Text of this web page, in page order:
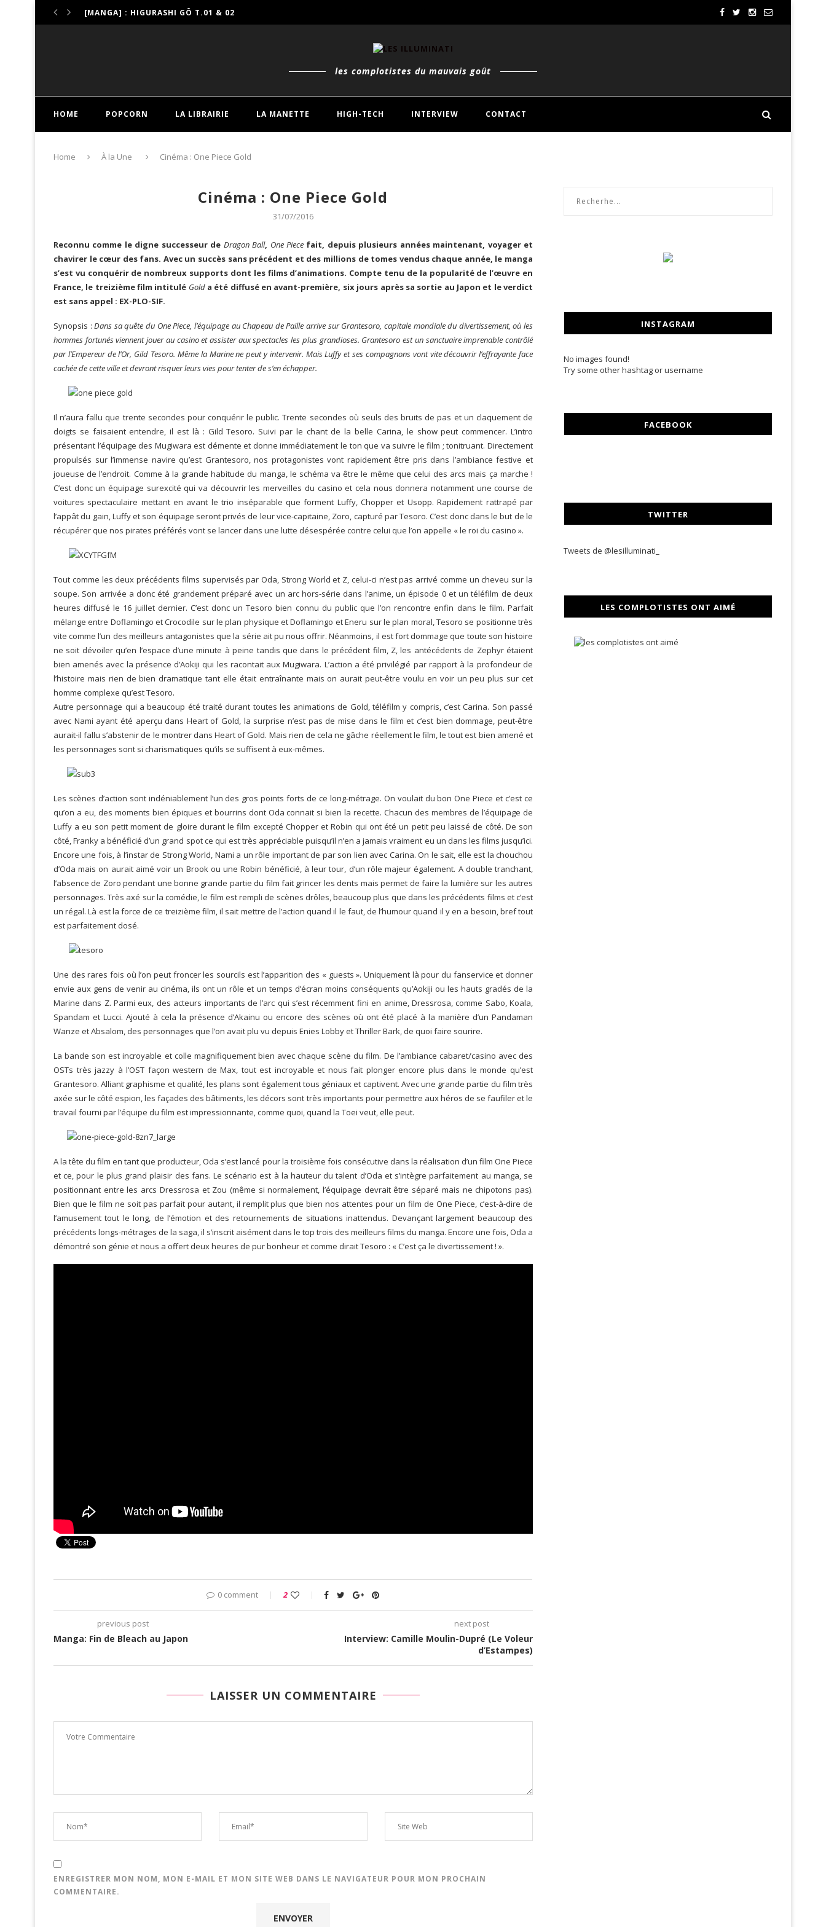
[MANGA] : HIGURASHI GÔ T.01 & 02
[MANGA] : KINDERGARTEN WARS T.01 & 02
[MANGA] : WELCOME BACK ALICE T.01 & 02
les complotistes du mauvais goût
HOME POPCORN LA LIBRAIRIE LA MANETTE HIGH-TECH INTERVIEW CONTACT
Home À la Une Cinéma : One Piece Gold
Cinéma : One Piece Gold
31/07/2016
Reconnu comme le digne successeur de Dragon Ball, One Piecefait, depuis plusieurs années maintenant, voyager et
chavirer le cœur des fans. Avec un succès sans précédent et des millions de tomes vendus chaque année, le manga
s’est vu conquérir de nombreux supports dont les films d’animations. Compte tenu de la popularité de l’œuvre en
France, le treizième film intitulé Golda été diffusé en avant-première, six jours après sa sortie au Japon et le verdict
est sans appel : EX-PLO-SIF.
Synopsis :Dans sa quête du One Piece, l’équipage au Chapeau de Paille arrive sur Grantesoro, capitale mondiale du divertissement, où les
hommes fortunés viennent jouer au casino et assister aux spectacles les plus grandioses. Grantesoro est un sanctuaire imprenable contrôlé
par l’Empereur de l’Or, Gild Tesoro. Même la Marine ne peut y intervenir. Mais Luffy et ses compagnons vont vite découvrir l’effrayante face
cachée de cette ville et devront risquer leurs vies pour tenter de s’en échapper.
Il n’aura fallu que trente secondes pour conquérir le public. Trente secondes où seuls des bruits de pas et un claquement de
doigts se faisaient entendre, il est là : Gild Tesoro. Suivi par le chant de la belle Carina, le show peut commencer. L’intro
présentant l’équipage des Mugiwara est démente et donne immédiatement le ton que va suivre le film ; tonitruant. Directement
propulsés sur l’immense navire qu’est Grantesoro, nos protagonistes vont rapidement être pris dans l’ambiance festive et
joueuse de l’endroit. Comme à la grande habitude du manga, le schéma va être le même que celui des arcs mais ça marche !
C’est donc un équipage surexcité qui va découvrir les merveilles du casino et cela nous donnera notamment une course de
voitures spectaculaire mettant en avant le trio inséparable que forment Luffy, Chopper et Usopp. Rapidement rattrapé par
l’appât du gain, Luffy et son équipage seront privés de leur vice-capitaine, Zoro, capturé par Tesoro. C’est donc dans le but de le
récupérer que nos pirates préférés vont se lancer dans une lutte désespérée contre celui que l’on appelle « le roi du casino ».
Tout comme les deux précédents films supervisés par Oda, Strong World et Z, celui-ci n’est pas arrivé comme un cheveu sur la
soupe. Son arrivée a donc été grandement préparé avec un arc hors-série dans l’anime, un épisode 0 et un téléfilm de deux
heures diffusé le 16 juillet dernier. C’est donc un Tesoro bien connu du public que l’on rencontre enfin dans le film. Parfait
mélange entre Doflamingo et Crocodile sur le plan physique et Doflamingo et Eneru sur le plan moral, Tesoro se positionne très
vite comme l’un des meilleurs antagonistes que la série ait pu nous offrir. Néanmoins, il est fort dommage que toute son histoire
ne soit dévoiler qu’en l’espace d’une minute à peine tandis que dans le précédent film, Z, les antécédents de Zephyr étaient
bien amenés avec la présence d’Aokiji qui les racontait aux Mugiwara. L’action a été privilégié par rapport à la profondeur de
l’histoire mais rien de bien dramatique tant elle était entraînante mais on aurait peut-être voulu en voir un peu plus sur cet
homme complexe qu’est Tesoro.
Autre personnage qui a beaucoup été traité durant toutes les animations de Gold, téléfilm y compris, c’est Carina. Son passé
avec Nami ayant été aperçu dans Heart of Gold, la surprise n’est pas de mise dans le film et c’est bien dommage, peut-être
aurait-il fallu s’abstenir de le montrer dans Heart of Gold. Mais rien de cela ne gâche réellement le film, le tout est bien amené et
les personnages sont si charismatiques qu’ils se suffisent à eux-mêmes.
Les scènes d’action sont indéniablement l’un des gros points forts de ce long-métrage. On voulait du bon One Piece et c’est ce
qu’on a eu, des moments bien épiques et bourrins dont Oda connait si bien la recette. Chacun des membres de l’équipage de
Luffy a eu son petit moment de gloire durant le film excepté Chopper et Robin qui ont été un petit peu laissé de côté. De son
côté, Franky a bénéficié d’un grand spot ce qui est très appréciable puisqu’il n’en a jamais vraiment eu un dans les films jusqu’ici.
Encore une fois, à l’instar de Strong World, Nami a un rôle important de par son lien avec Carina. On le sait, elle est la chouchou
d’Oda mais on aurait aimé voir un Brook ou une Robin bénéficié, à leur tour, d’un rôle majeur également. A double tranchant,
l’absence de Zoro pendant une bonne grande partie du film fait grincer les dents mais permet de faire la lumière sur les autres
personnages. Très axé sur la comédie, le film est rempli de scènes drôles, beaucoup plus que dans les précédents films et c’est
un régal. Là est la force de ce treizième film, il sait mettre de l’action quand il le faut, de l’humour quand il y en a besoin, bref tout
est parfaitement dosé.
Une des rares fois où l’on peut froncer les sourcils est l’apparition des « guests ». Uniquement là pour du fanservice et donner
envie aux gens de venir au cinéma, ils ont un rôle et un temps d’écran moins conséquents qu’Aokiji ou les hauts gradés de la
Marine dans Z. Parmi eux, des acteurs importants de l’arc qui s’est récemment fini en anime, Dressrosa, comme Sabo, Koala,
Spandam et Lucci. Ajouté à cela la présence d’Akainu ou encore des scènes où ont été placé à la manière d’un Pandaman
Wanze et Absalom, des personnages que l’on avait plu vu depuis Enies Lobby et Thriller Bark, de quoi faire sourire.
La bande son est incroyable et colle magnifiquement bien avec chaque scène du film. De l’ambiance cabaret/casino avec des
OSTs très jazzy à l’OST façon western de Max, tout est incroyable et nous fait plonger encore plus dans le monde qu’est
Grantesoro. Alliant graphisme et qualité, les plans sont également tous géniaux et captivent. Avec une grande partie du film très
axée sur le côté espion, les façades des bâtiments, les décors sont très importants pour permettre aux héros de se faufiler et le
travail fourni par l’équipe du film est impressionnante, comme quoi, quand la Toei veut, elle peut.
A la tête du film en tant que producteur, Oda s’est lancé pour la troisième fois consécutive dans la réalisation d’un film One Piece
et ce, pour le plus grand plaisir des fans. Le scénario est à la hauteur du talent d’Oda et s’intègre parfaitement au manga, se
positionnant entre les arcs Dressrosa et Zou (même si normalement, l’équipage devrait être séparé mais ne chipotons pas).
Bien que le film ne soit pas parfait pour autant, il remplit plus que bien nos attentes pour un film de One Piece, c’est-à-dire de
l’amusement tout le long, de l’émotion et des retournements de situations inattendus. Devançant largement beaucoup des
précédents longs-métrages de la saga, il s’inscrit aisément dans le top trois des meilleurs films du manga. Encore une fois, Oda a
démontré son génie et nous a offert deux heures de pur bonheur et comme dirait Tesoro : « C’est ça le divertissement ! ».
0 comment 2
previous post
Manga: Fin de Bleach au Japon
next post
Interview: Camille Moulin-Dupré (Le Voleur
d’Estampes)
LAISSER UN COMMENTAIRE
ENREGISTRER MON NOM, MON E-MAIL ET MON SITE WEB DANS LE NAVIGATEUR POUR MON PROCHAIN
COMMENTAIRE.
INSTAGRAM
No images found!
Try some other hashtag or username
FACEBOOK
TWITTER
Tweets de @lesilluminati_
LES COMPLOTISTES ONT AIMÉ